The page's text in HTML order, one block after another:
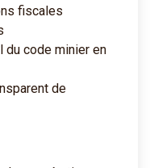
fiscales
du code minier en
de